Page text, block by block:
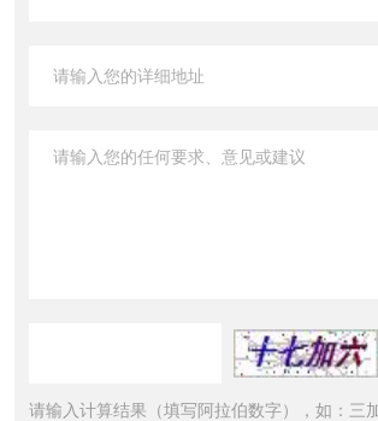
请输入计算结果（填写阿拉伯数字），如：三